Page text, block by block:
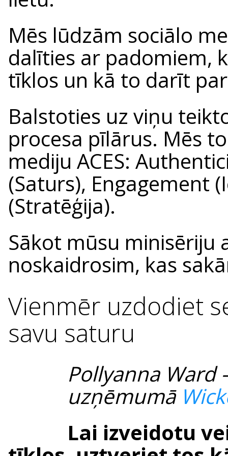
Mēs lūdzām sociālo
dalīties ar padomiem,
tīklos un kā to darīt
Balstoties uz viņu
procesa pīlārus. Mēs
mediju ACES:
(Saturs), Engagement
(Stratēģija).
Sākot mūsu minisēriju
noskaidrosim, kas
Vienmēr uzdodiet
savu saturu
Pollyanna Ward
uzņēmumā
Lai izveidotu